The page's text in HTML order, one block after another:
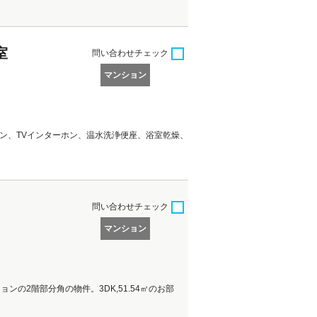
マンション
問い合わせチェック
TVインターホン、温水洗浄便座、浴室乾燥、
マンション
問い合わせチェック
ンの2階部分角の物件。3DK,51.54㎡のお部